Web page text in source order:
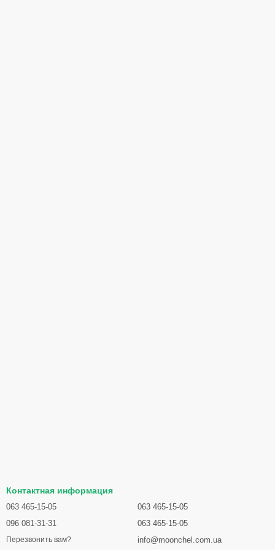
Контактная информация
063 465-15-05
096 081-31-31
Перезвонить вам?
063 465-15-05
063 465-15-05
info@moonchel.com.ua